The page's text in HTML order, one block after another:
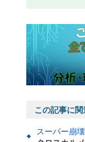
この記事に
スーパー崩